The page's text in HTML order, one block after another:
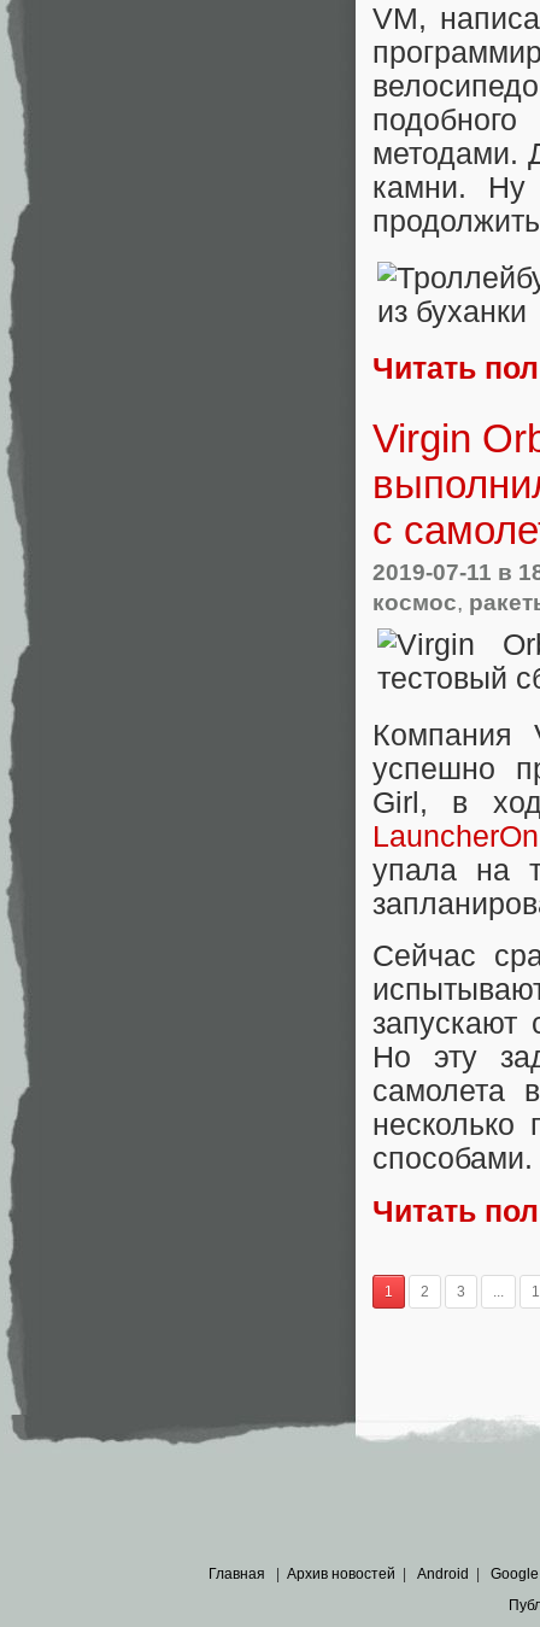
VM,
методами.
камни. Ну
Читать
Virgin
с
2019-07-11 в
космос,
Компания
успешно
Girl, в
упала на
Сейчас
Но эту
самолета
способами.
Читать
1 2 3
Главная | Архив новостей | Android | Google